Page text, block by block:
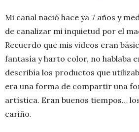
Mi canal nació hace ya 7 años y
de canalizar mi inquietud por el
Recuerdo que mis videos eran
fantasía y harto color, no hablaba
describía los productos que
era una forma de compartir una
artística. Eran buenos tiempos…
cariño.